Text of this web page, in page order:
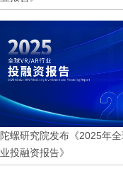
陀螺研究院发布《2025年
业投融资报告》